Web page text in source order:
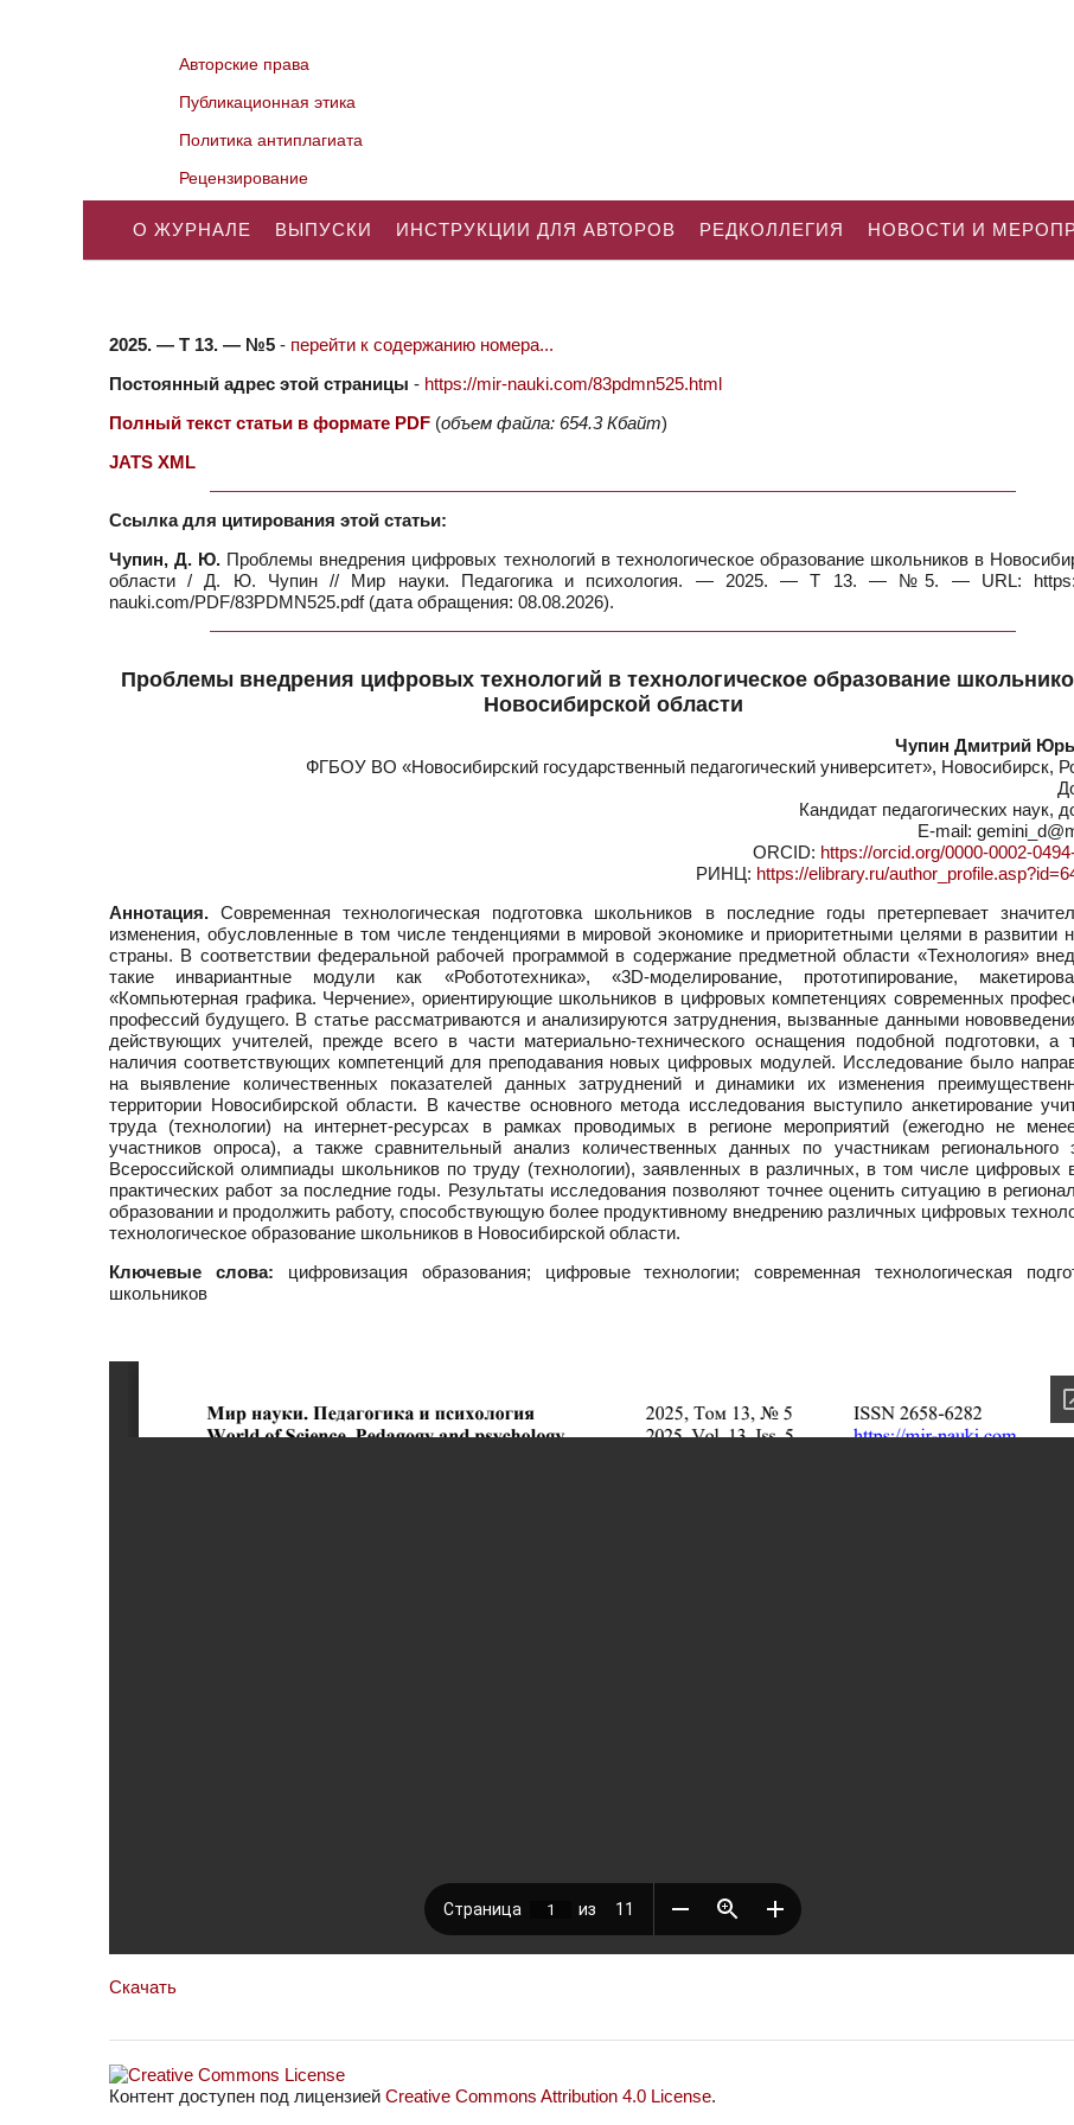
Авторские права
Публикационная этика
Политика антиплагиата
Рецензирование
О ЖУРНАЛЕ ВЫПУСКИ ИНСТРУКЦИИ ДЛЯ АВТОРОВ РЕДКОЛЛЕГИЯ НОВОСТИ И
2025. — Т 13. — №5 - перейти к содержанию номера...
Постоянный адрес этой страницы - https://mir-nauki.com/83pdmn525.html
Полный текст статьи в формате PDF (объем файла: 654.3 Кбайт)
JATS XML
Ссылка для цитирования этой статьи:
Чупин, Д. Ю. Проблемы внедрения цифровых технологий в технологическое образование школьников в
области / Д. Ю. Чупин // Мир науки. Педагогика и психология. — 2025. — Т 13. — №5. — URL:
nauki.com/PDF/83PDMN525.pdf (дата обращения: 08.08.2026).
Проблемы внедрения цифровых технологий в технологическое образование
Новосибирской области
Чупин Дмитрий
ФГБОУ ВО «Новосибирский государственный педагогический университет», Новосибирск,
Кандидат педагогических наук,
E-mail:
ORCID: https://orcid.org/0000-0002-
РИНЦ: https://elibrary.ru/
Аннотация. Современная технологическая подготовка школьников в последние годы претерпевает
изменения, обусловленные в том числе тенденциями в мировой экономике и приоритетными целями в развитии
страны. В соответствии федеральной рабочей программой в содержание предметной области «Технология»
такие инвариантные модули как «Робототехника», «3D-моделирование, прототипирование,
«Компьютерная графика. Черчение», ориентирующие школьников в цифровых компетенциях современных
профессий будущего. В статье рассматриваются и анализируются затруднения, вызванные данными
действующих учителей, прежде всего в части материально-технического оснащения подобной подготовки, а
наличия соответствующих компетенций для преподавания новых цифровых модулей. Исследование было
на выявление количественных показателей данных затруднений и динамики их изменения
территории Новосибирской области. В качестве основного метода исследования выступило анкетирование
труда (технологии) на интернет-ресурсах в рамках проводимых в регионе мероприятий (ежегодно не
участников опроса), а также сравнительный анализ количественных данных по участникам регионального
Всероссийской олимпиады школьников по труду (технологии), заявленных в различных, в том числе цифровых
практических работ за последние годы. Результаты исследования позволяют точнее оценить ситуацию в
образовании и продолжить работу, способствующую более продуктивному внедрению различных цифровых
технологическое образование школьников в Новосибирской области.
Ключевые слова: цифровизация образования; цифровые технологии; современная технологическая
школьников
Скачать
Контент доступен под лицензией Creative Commons Attribution 4.0 License.